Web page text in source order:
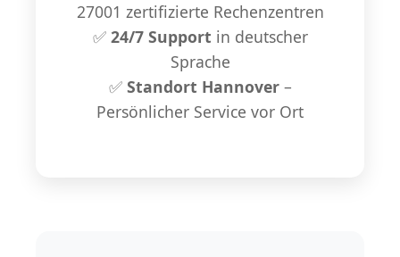
27001 zertifizierte Rechenzentren
✅ 24/7 Support in deutscher
Sprache
✅ Standort Hannover–
Persönlicher Service vor Ort